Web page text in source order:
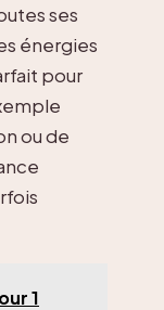
ses
énergies
pour
ou de
1